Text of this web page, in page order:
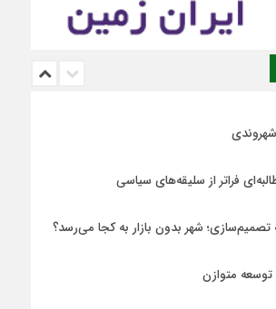
فراتر از سلیقه‌های سیاسی
تصمیم‌سازی؛ شهر بدون بازار به کجا می‌رسد؟
متوازن